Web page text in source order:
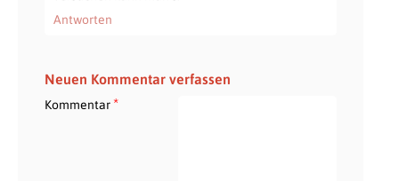
Antworten
Neuen Kommentar verfassen
Kommentar*